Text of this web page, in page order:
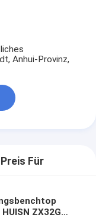
Anhui-Provinz,
Für
ZX32G